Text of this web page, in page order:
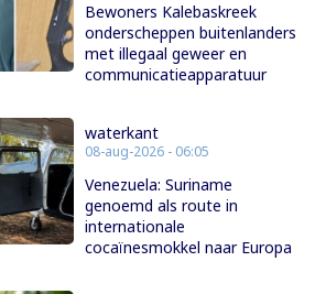
Bewoners Kalebaskreek
onderscheppen buitenlanders
met illegaal geweer en
communicatieapparatuur
waterkant
08-aug-2026 - 06:05
Venezuela: Suriname
genoemd als route in
internationale
cocaïnesmokkel naar Europa